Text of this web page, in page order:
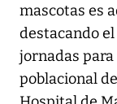
mascotas es
destacando
jornadas
poblacional